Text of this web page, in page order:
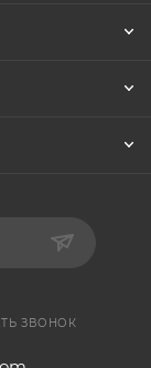
ЗВОНОК